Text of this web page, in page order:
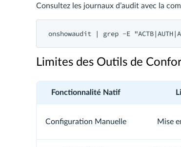
Consultez les journaux d’audit avec la
Limites des Outils de
Fonctionnalité Natif
Configuration Manuelle Mise